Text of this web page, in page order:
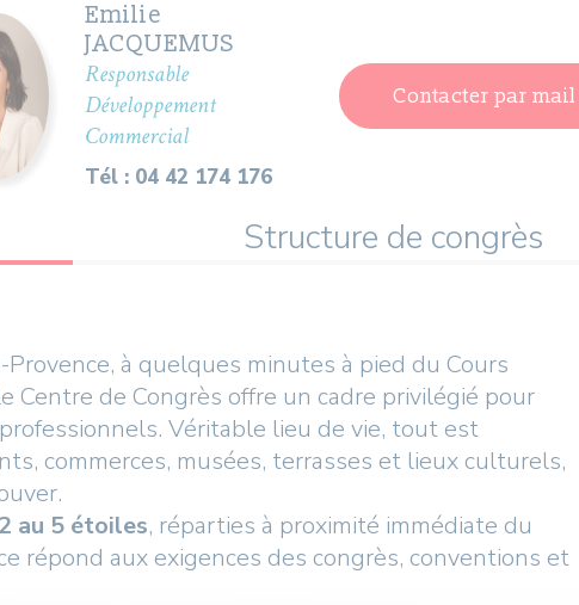
Emilie
JACQUEMUS
Responsable
Développement
Commercial
Tél : 04 42 174 176
Contacter par mail
Structure de congrès
à quelques minutes à pied du Cours
Centre de Congrès offre un cadre privilégié pour
Véritable lieu de vie, tout est
commerces, musées, terrasses et lieux culturels,
2 au 5 étoiles, réparties à proximité immédiate du
répond aux exigences des congrès, conventions et